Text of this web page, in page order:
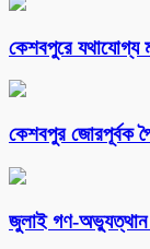
কেশবপুরে যথাযোগ্য
কেশবপুর জোরপূর্বক
‎জুলাই গণ-অভ্যুত্থান